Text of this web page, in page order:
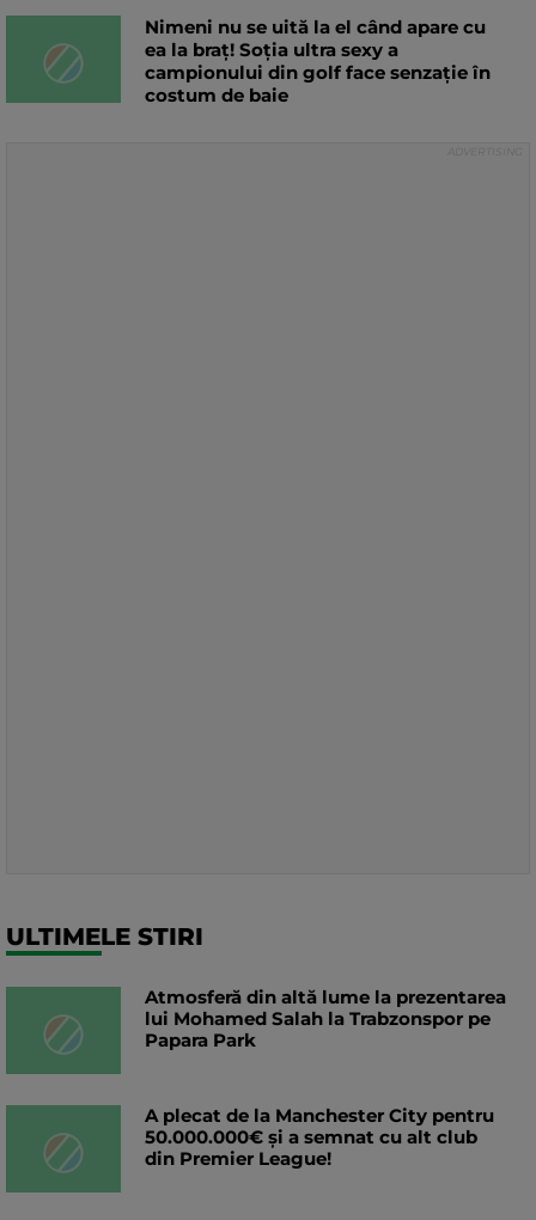
Nimeni nu se uită la el când apare cu
ea la braț! Soția ultra sexy a
campionului din golf face senzație în
costum de baie
ULTIMELE STIRI
Atmosferă din altă lume la prezentarea
lui Mohamed Salah la Trabzonspor pe
Papara Park
A plecat de la Manchester City pentru
50.000.000€ și a semnat cu alt club
din Premier League!